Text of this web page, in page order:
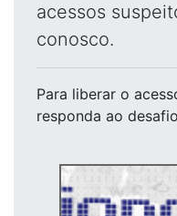
acessos
conosco.
Para liberar o
responda ao